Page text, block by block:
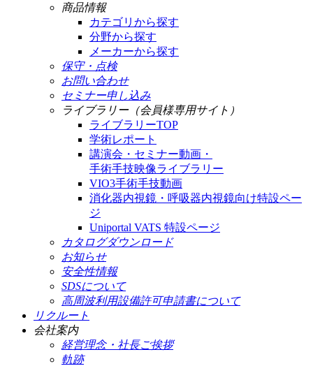
商品情報
カテゴリから探す
分野から探す
メーカーから探す
保守・点検
お問い合わせ
セミナー申し込み
ライブラリー（会員様専用サイト）
ライブラリーTOP
学術レポート
講演会・セミナー動画・
手術手技映像ライブラリー
VIO3手術手技動画
消化器内視鏡・呼吸器内視鏡向け特設ペー
ジ
Uniportal VATS 特設ページ
カタログダウンロード
お知らせ
安全性情報
SDSについて
高周波利用設備許可申請書について
リクルート
会社案内
経営理念・社長ご挨拶
軌跡